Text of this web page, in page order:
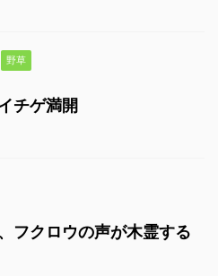
野草
チゲ満開
フクロウの声が木霊する